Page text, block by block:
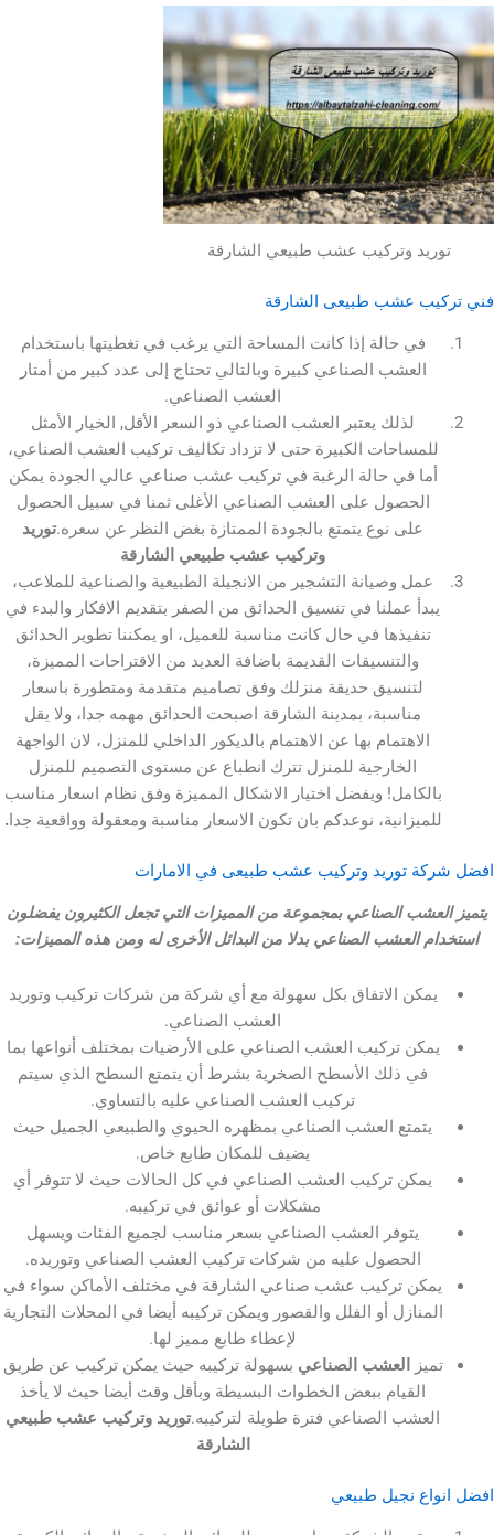
وتركيب عشب طبيعي الشارقة
عشب طبيعى الشارقة
في حالة إذا كانت المساحة التي يرغب في تغطيتها باستخدام
العشب الصناعي كبيرة وبالتالي تحتاج إلى عدد كبير من أمتار
العشب الصناعي.
لذلك يعتبر العشب الصناعي ذو السعر الأقل, الخيار الأمثل
الكبيرة حتى لا تزداد تكاليف تركيب العشب الصناعي،
في حالة الرغبة في تركيب عشب صناعي عالي الجودة يمكن
الحصول على العشب الصناعي الأغلى ثمنا في سبيل الحصول
على نوع يتمتع بالجودة الممتازة بغض النظر عن سعره.توريد
وتركيب عشب طبيعي الشارقة
وصيانة التشجير من الانجيلة الطبيعية والصناعية للملاعب،
عملنا في تنسيق الحدائق من الصفر بتقديم الافكار والبدء في
تنفيذها في حال كانت مناسبة للعميل، او يمكننا تطوير الحدائق
والتنسيقات القديمة باضافة العديد من الاقتراحات المميزة،
لتنسيق حديقة منزلك وفق تصاميم متقدمة ومتطورة باسعار
مناسبة، بمدينة الشارقة اصبحت الحدائق مهمه جدا، ولا يقل
الاهتمام بها عن الاهتمام بالديكور الداخلي للمنزل، لان الواجهة
الخارجية للمنزل تترك انطباع عن مستوى التصميم للمنزل
ويفضل اختيار الاشكال المميزة وفق نظام اسعار مناسب
نوعدكم بان تكون الاسعار مناسبة ومعقولة وواقعية جدا.
توريد وتركيب عشب طبيعى في الامارات
الصناعي بمجموعة من المميزات التي تجعل الكثيرون يفضلون
العشب الصناعي بدلا من البدائل الأخرى له ومن هذه المميزات:
الاتفاق بكل سهولة مع أي شركة من شركات تركيب وتوريد
العشب الصناعي.
تركيب العشب الصناعي على الأرضيات بمختلف أنواعها بما
في ذلك الأسطح الصخرية بشرط أن يتمتع السطح الذي سيتم
تركيب العشب الصناعي عليه بالتساوي.
يتمتع العشب الصناعي بمظهره الحيوي والطبيعي الجميل حيث
يضيف للمكان طابع خاص.
يمكن تركيب العشب الصناعي في كل الحالات حيث لا تتوفر أي
مشكلات أو عوائق في تركيبه.
يتوفر العشب الصناعي بسعر مناسب لجميع الفئات ويسهل
الحصول عليه من شركات تركيب العشب الصناعي وتوريده.
تركيب عشب صناعي الشارقة في مختلف الأماكن سواء في
أو الفلل والقصور ويمكن تركيبه أيضا في المحلات التجارية
لإعطاء طابع مميز لها.
العشب الصناعي بسهولة تركيبه حيث يمكن تركيب عن طريق
القيام ببعض الخطوات البسيطة وبأقل وقت أيضا حيث لا يأخذ
الصناعي فترة طويلة لتركيبه.توريد وتركيب عشب طبيعي
نجيل طبيعي